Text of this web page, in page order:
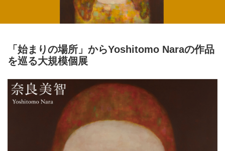
「始まりの場所」からYoshitomo Naraの作品
を巡る大規模個展